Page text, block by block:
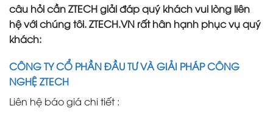
câu hỏi cần ZTECH giải đáp quý khách vui lòng liên
hệ với chúng tôi. ZTECH.VN rất hân hạnh phục vụ quý
khách:
CÔNG TY CỔ PHẦN ĐẦU TƯ VÀ GIẢI PHÁP CÔNG
NGHỆ ZTECH
Liên hệ báo giá chi tiết :